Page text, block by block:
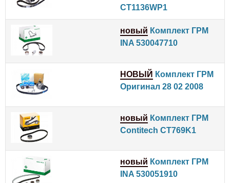
CT1136WP1
новый Комплект ГРМ
INA 530047710
НОВЫЙ Комплект ГРМ
Оригинал 28 02 2008
новый Комплект ГРМ
Contitech CT769K1
новый Комплект ГРМ
INA 530051910